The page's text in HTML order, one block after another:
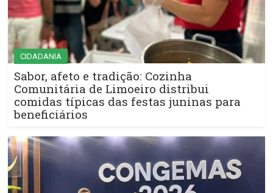
CIDADANIA
Sabor, afeto e tradição: Cozinha
Comunitária de Limoeiro distribui
comidas típicas das festas juninas para
beneficiários